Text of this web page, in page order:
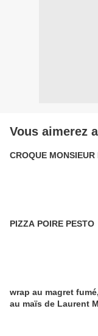
Vous aimerez
PIZZA POIRE PESTO
wrap au magret
au maïs de Laurent